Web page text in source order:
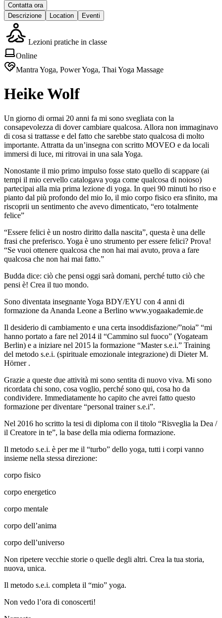
Contatta ora
Descrizione
Location Eventi
Lezioni pratiche in classe
Online
Mantra Yoga, Power Yoga, Thai Yoga Massage
Heike Wolf
Un giorno di ormai 20 anni fa mi sono svegliata con la
consapevolezza di dover cambiare qualcosa. Allora non immaginavo
di cosa si trattasse e del fatto che sarebbe stato qualcosa di molto
importante. Attratta da un’insegna con scritto MOVEO e da locali
immersi di luce, mi ritrovai in una sala Yoga.
Nonostante il mio primo impulso fosse stato quello di scappare (ai
tempi il mio cervello catalogava yoga come qualcosa di noioso)
partecipai alla mia prima lezione di yoga. In quei 90 minuti ho riso e
pianto dal più profondo del mio Io, il mio corpo fisico era sfinito, ma
riscoprii un sentimento che avevo dimenticato, “ero totalmente
felice”
“Essere felici è un nostro diritto dalla nascita”, questa è una delle
frasi che preferisco. Yoga è uno strumento per essere felici? Prova!
“Se vuoi ottenere qualcosa che non hai mai avuto, prova a fare
qualcosa che non hai mai fatto.”
Budda dice: ciò che pensi oggi sarà domani, perché tutto ciò che
pensi è! Crea il tuo mondo.
Sono diventata insegnante Yoga BDY/EYU con 4 anni di
formazione da Ananda Leone a Berlino www.yogaakademie.de
Il desiderio di cambiamento e una certa insoddisfazione/”noia” “mi
hanno portato a fare nel 2014 il “Cammino sul fuoco” (Yogateam
Berlin) e a iniziare nel 2015 la formazione “Master s.e.i.” Training
del metodo s.e.i. (spirituale emozionale integrazione) di Dieter M.
Hörner .
Grazie a queste due attività mi sono sentita di nuovo viva. Mi sono
ricordata chi sono, cosa voglio, perché sono qui, cosa ho da
condividere. Immediatamente ho capito che avrei fatto questo
formazione per diventare “personal trainer s.e.i”.
Nel 2016 ho scritto la tesi di diploma con il titolo “Risveglia la Dea /
il Creatore in te”, la base della mia odierna formazione.
Il metodo s.e.i. è per me il “turbo” dello yoga, tutti i corpi vanno
insieme nella stessa direzione:
corpo fisico
corpo energetico
corpo mentale
corpo dell’anima
corpo dell’universo
Non ripetere vecchie storie o quelle degli altri. Crea la tua storia,
nuova, unica.
Il metodo s.e.i. completa il “mio” yoga.
Non vedo l’ora di conoscerti!